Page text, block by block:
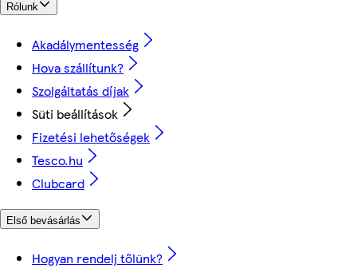
Rólunk
Akadálymentesség
Hova szállítunk?
Szolgáltatás díjak
Süti beállítások
Fizetési lehetőségek
Tesco.hu
Clubcard
Első bevásárlás
Hogyan rendelj tőlünk?